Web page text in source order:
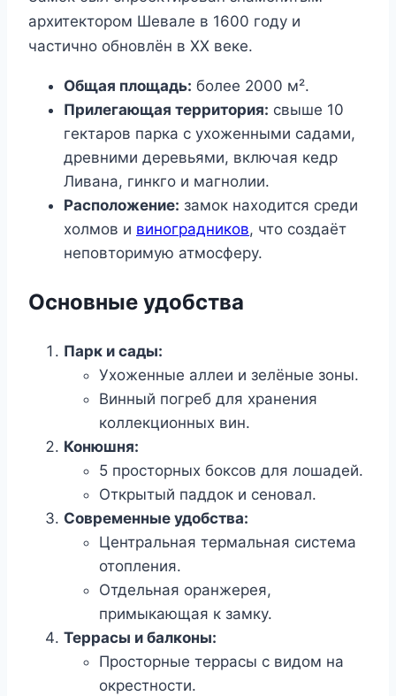
архитектором Шевале в 1600 году и
частично обновлён в XX веке.
Общая площадь: более 2000 м².
Прилегающая территория: свыше 10
гектаров парка с ухоженными садами,
древними деревьями, включая кедр
Ливана, гинкго и магнолии.
Расположение: замок находится среди
холмов и виноградников, что создаёт
неповторимую атмосферу.
Основные удобства
Парк и сады:
Ухоженные аллеи и зелёные зоны.
Винный погреб для хранения
коллекционных вин.
Конюшня:
5 просторных боксов для лошадей.
Открытый паддок и сеновал.
Современные удобства:
Центральная термальная система
отопления.
Отдельная оранжерея,
примыкающая к замку.
Террасы и балконы:
Просторные террасы с видом на
окрестности.